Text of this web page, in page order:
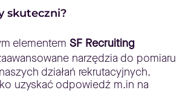
skuteczni?
elementem SF Recruiting
narzędzia do pomiaru
działań rekrutacyjnych.
uzyskać odpowiedź m.in na